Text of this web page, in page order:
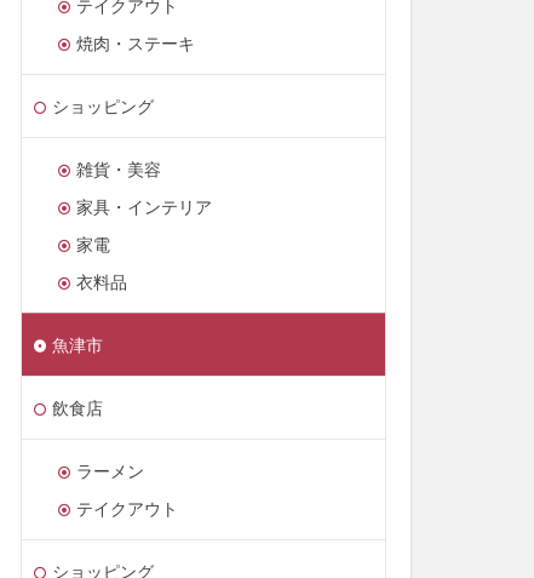
テイクアウト
焼肉・ステーキ
ショッピング
雑貨・美容
家具・インテリア
家電
衣料品
魚津市
飲食店
ラーメン
テイクアウト
ショッピング